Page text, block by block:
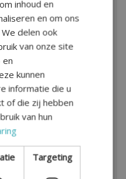
invorderingskosten.
u een uitspraak van
Een dergelijk
u samen met uw
alimentatie
verandert elk
Voor 2018 is dat
over de
inhoud en
en om ons
delen ook
van onze site
kunnen
informatie die u
of die zij hebben
van hun
Targeting